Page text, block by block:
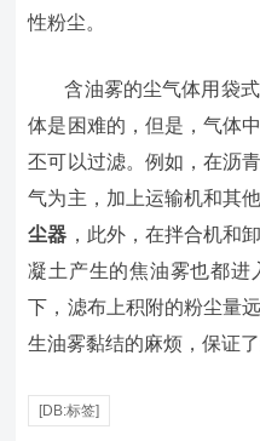
性粉尘。
含油雾的尘气体用袋
体是困难的，但是，气体
丕可以过滤。例如，在沥
气为主，加上运输机和其
尘器 ，此外，在拌合机和
凝土产生的焦油雾也都进
下，滤布上积附的粉尘量
生油雾黏结的麻烦，保证
[DB:标签]